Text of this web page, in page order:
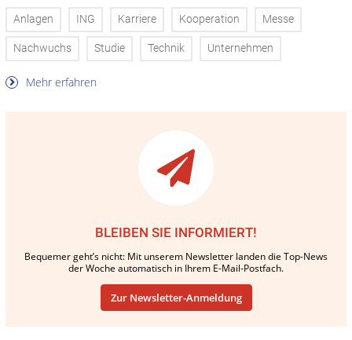
Anlagen ING Karriere Kooperation Messe
Nachwuchs Studie Technik Unternehmen
Mehr erfahren
BLEIBEN SIE INFORMIERT!
Bequemer geht’s nicht: Mit unserem Newsletter landen die Top-News
der Woche automatisch in Ihrem E-Mail-Postfach.
Zur Newsletter-Anmeldung